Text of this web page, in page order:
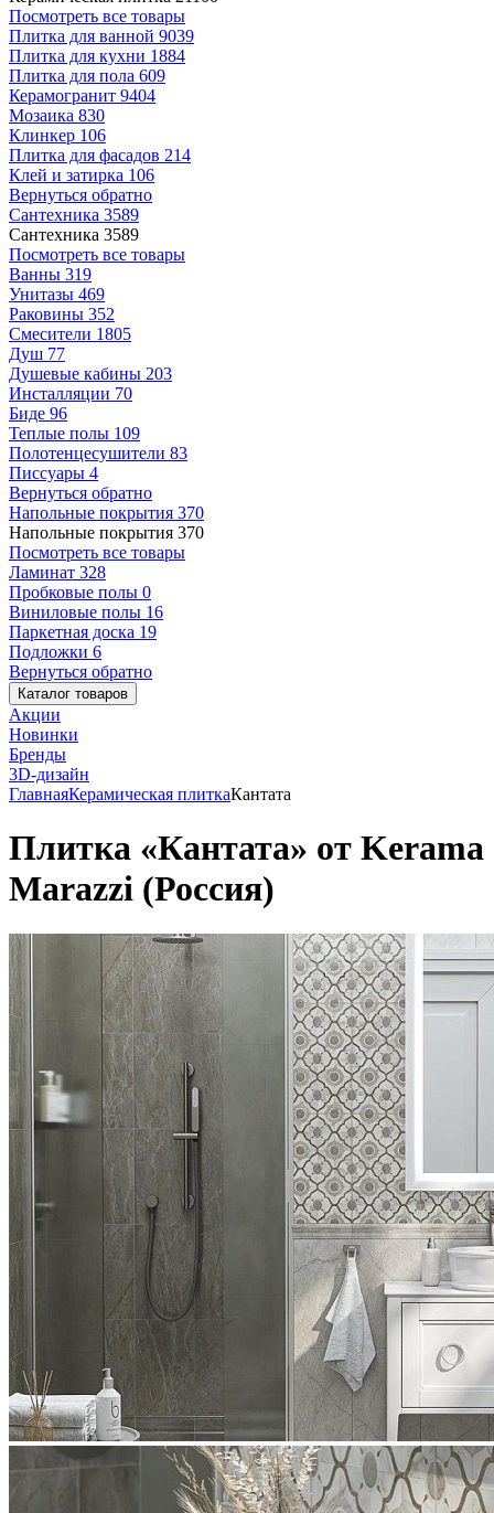
Посмотреть все товары
Плитка для ванной 9039
Плитка для кухни 1884
Плитка для пола 609
Керамогранит 9404
Мозаика 830
Клинкер 106
Плитка для фасадов 214
Клей и затирка 106
Вернуться обратно
Сантехника 3589
Сантехника 3589
Посмотреть все товары
Ванны 319
Унитазы 469
Раковины 352
Смесители 1805
Душ 77
Душевые кабины 203
Инсталляции 70
Биде 96
Теплые полы 109
Полотенцесушители 83
Писсуары 4
Вернуться обратно
Напольные покрытия 370
Напольные покрытия 370
Посмотреть все товары
Ламинат 328
Пробковые полы 0
Виниловые полы 16
Паркетная доска 19
Подложки 6
Вернуться обратно
Каталог товаров
Акции
Новинки
Бренды
3D-дизайн
ГлавнаяКерамическая плиткаКантата
Плитка «Кантата» от Kerama
Marazzi (Россия)